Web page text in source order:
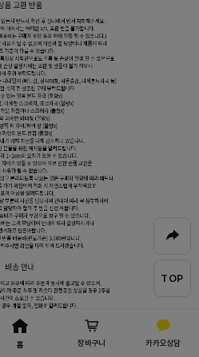
TOP
홈 장바구니 카카오상담